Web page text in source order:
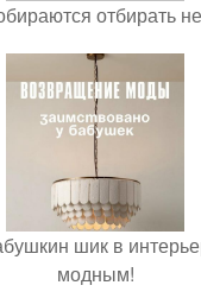
отбирать
шик в
модным!